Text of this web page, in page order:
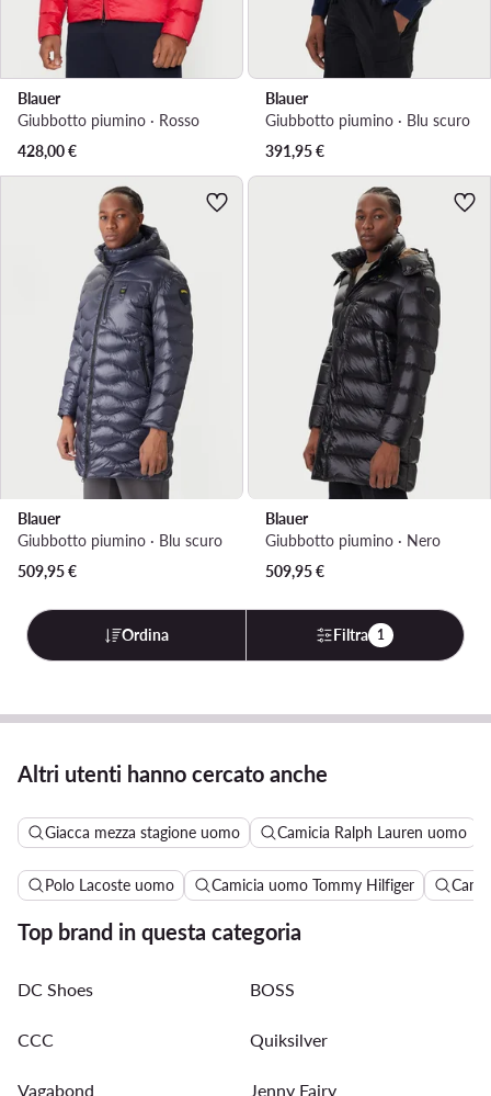
Blauer
Giubbotto piumino · Rosso
428,00€
Blauer
Giubbotto piumino · Blu scuro
391,95€
Blauer
Giubbotto piumino · Blu scuro
509,95€
Blauer
Giubbotto piumino · Nero
509,95€
Ordina Filtra 1
Altri utenti hanno cercato anche
Giacca mezza stagione uomo Camicia Ralph Lauren uomo
Polo Lacoste uomo Camicia uomo Tommy Hilfiger
Top brand in questa categoria
DC Shoes BOSS
CCC Quiksilver
Vagabond Jenny Fairy